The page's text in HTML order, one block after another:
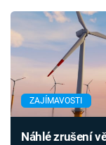
ZAJÍMAVOSTI
Náhlé zrušení